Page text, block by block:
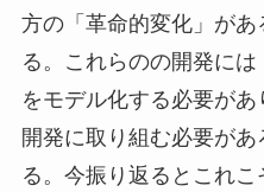
方の「革命的変化」が
る。これらのの開発に
をモデル化する必要が
開発に取り組む必要が
る。今振り返るとこれ